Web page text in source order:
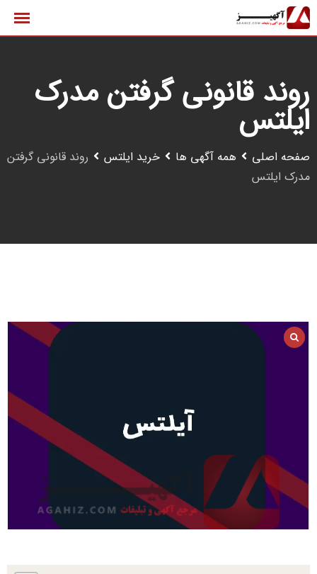
پرش
به
روند قانونی گرفتن مدرک
ایلتس
صفحه اصلی همه آگهی ها خرید ایلتس
روند قانونی گرفتن
مدرک ایلتس